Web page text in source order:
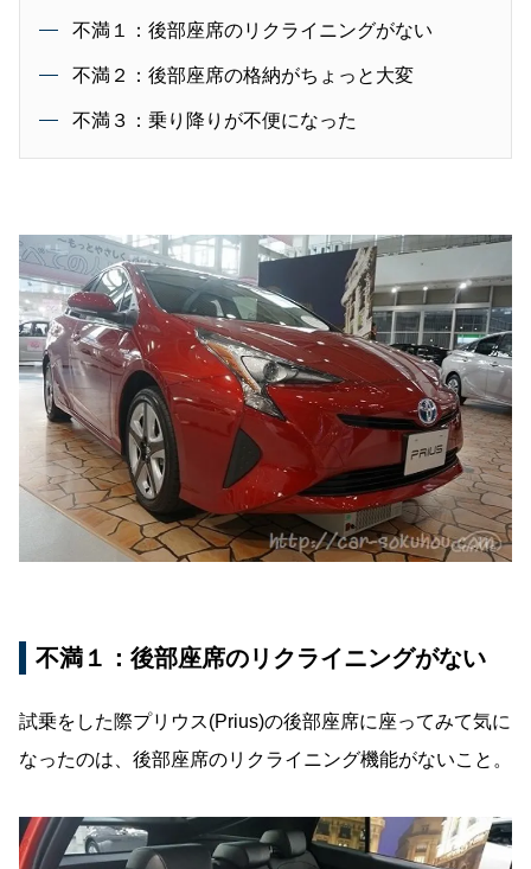
不満１：後部座席のリクライニングがない
不満２：後部座席の格納がちょっと大変
不満３：乗り降りが不便になった
不満１：後部座席のリクライニングがない
試乗をした際プリウス(Prius)の後部座席に座ってみて気に
なったのは、後部座席のリクライニング機能がないこと。